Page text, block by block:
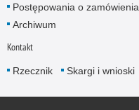
Postępowania o zamówienia
Archiwum
Kontakt
Rzecznik Skargi i wnioski